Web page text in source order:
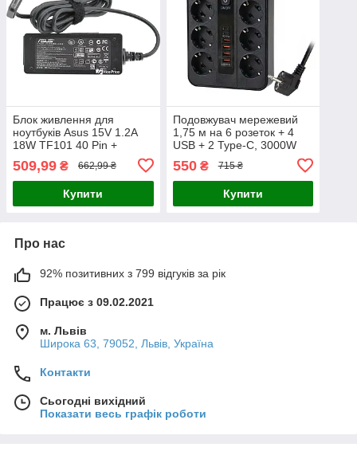
Блок живлення для
ноутбуків Asus 15V 1.2A
18W TF101 40 Pin +
кабель живлення (3085)
509,99 ₴ 662,99 ₴
Купити
Подовжувач мережевий
1,75 м на 6 розеток + 4
USB + 2 Type-C, 3000W
Чорний
550₴ 715 ₴
Купити
Про нас
92% позитивних з 799 відгуків за рік
Працює з 09.02.2021
м. Львів
Широка 63, 79052, Львів, Україна
Контакти
Сьогодні вихідний
Показати весь графік роботи